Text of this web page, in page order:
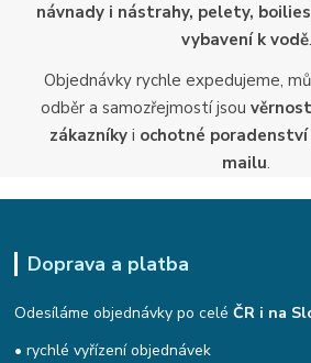
návnady i nástrahy, pelety,
vybavení k vodě.
Objednávky rychle expedujeme,
odběr a samozřejmostí jsou
zákazníky i ochotné
mailu.
Doprava a platba
Odesíláme objednávky po celéČR i na
• rychlé vyřízení objednávek